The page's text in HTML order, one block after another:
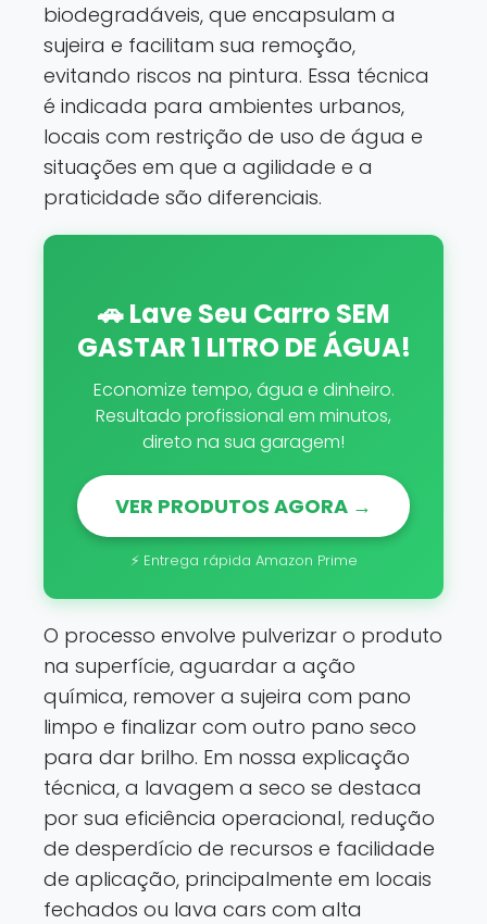
biodegradáveis, que encapsulam a
sujeira e facilitam sua remoção,
evitando riscos na pintura. Essa técnica
é indicada para ambientes urbanos,
locais com restrição de uso de água e
situações em que a agilidade e a
praticidade são diferenciais.
🚗 Lave Seu Carro SEM
GASTAR 1 LITRO DE ÁGUA!
Economize tempo, água e dinheiro.
Resultado profissional em minutos,
direto na sua garagem!
VER PRODUTOS AGORA →
⚡ Entrega rápida Amazon Prime
O processo envolve pulverizar o produto
na superfície, aguardar a ação
química, remover a sujeira com pano
limpo e finalizar com outro pano seco
para dar brilho. Em nossa explicação
técnica, a lavagem a seco se destaca
por sua eficiência operacional, redução
de desperdício de recursos e facilidade
de aplicação, principalmente em locais
fechados ou lava cars com alta